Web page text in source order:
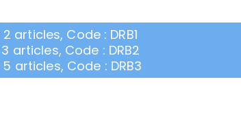
articles, Code : DRB1
articles, Code : DRB2
articles, Code : DRB3